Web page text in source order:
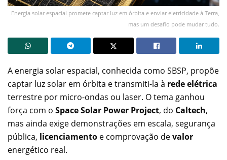
Energia solar espacial promete captar luz em órbita e enviar eletricidade à Terra,
mas um desafio pode mudar tudo.
A energia solar espacial, conhecida como SBSP, propõe
captar luz solar em órbita e transmiti-la à rede elétrica
terrestre por micro-ondas ou laser. O tema ganhou
força com o Space Solar Power Project, do Caltech,
mas ainda exige demonstrações em escala, segurança
pública, licenciamento e comprovação devalor
energético real.